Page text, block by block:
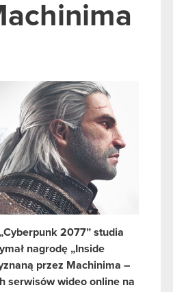
2077” studia
nagrodę „Inside
przez Machinima –
serwisów wideo online na